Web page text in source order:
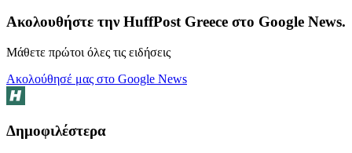
Ακολουθήστε την HuffPost Greece στο Google News.
Μάθετε πρώτοι όλες τις ειδήσεις
Ακολούθησέ μας στο Google News
Δημοφιλέστερα